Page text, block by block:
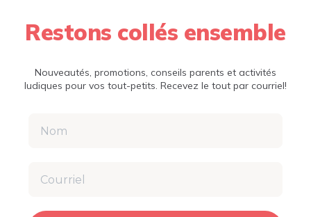
Restons collés ensemble
Nouveautés, promotions, conseils parents et activités
ludiques pour vos tout-petits. Recevez le tout par courriel!